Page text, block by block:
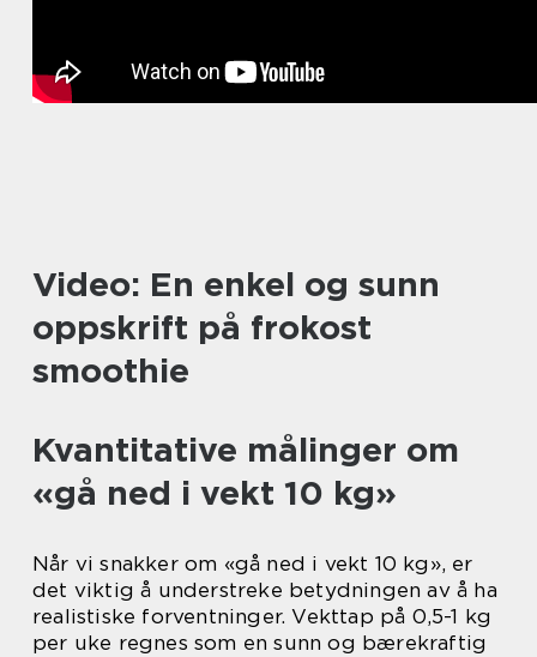
Video: En enkel og sunn
oppskrift på frokost
smoothie
Kvantitative målinger om
«gå ned i vekt 10 kg»
Når vi snakker om «gå ned i vekt 10 kg», er
det viktig å understreke betydningen av å ha
realistiske forventninger. Vekttap på 0,5-1 kg
per uke regnes som en sunn og bærekraftig